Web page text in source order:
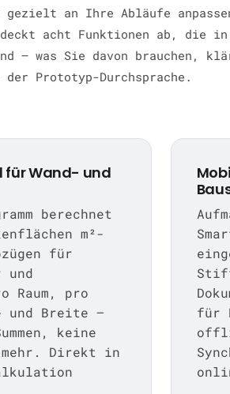
an Ihre Abläufe
acht Funktionen ab, die in
— was Sie davon brauchen,
Prototyp-Durchsprache.
Wand- und
berechnet
m²-
für
und
Raum, pro
und Breite —
keine
mehr. Direkt in
für